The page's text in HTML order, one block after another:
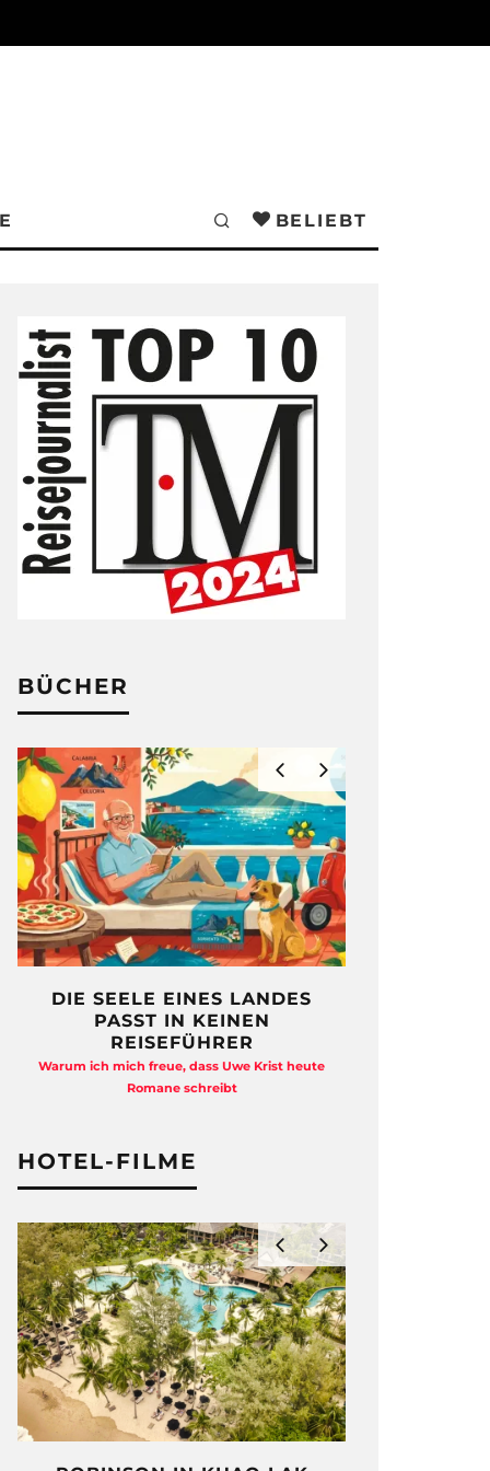
BELIEBT
BÜCHER
DIE SEELE EINES LANDES
PASST IN KEINEN
REISEFÜHRER
Warum ich mich freue, dass Uwe Krist heute
Romane schreibt
HOTEL-FILME